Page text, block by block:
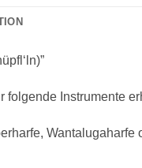
folgende Instrumente
Wantalugaharfe